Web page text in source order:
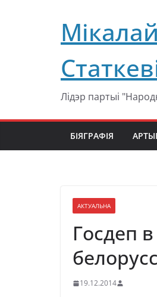
содержимомуМікалай
Лідэр партыі
БІЯГРАФІЯ
АКТУАЛЬНА
Госдеп
19.12.2014